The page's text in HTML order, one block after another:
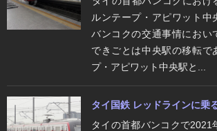
ルンテープ・アピワット中
バンコクの交通事情におい
できごとは中央駅の移転で
プ・アピワット中央駅と...
タイ国鉄 レッドラインに乗
タイの首都バンコクで2021